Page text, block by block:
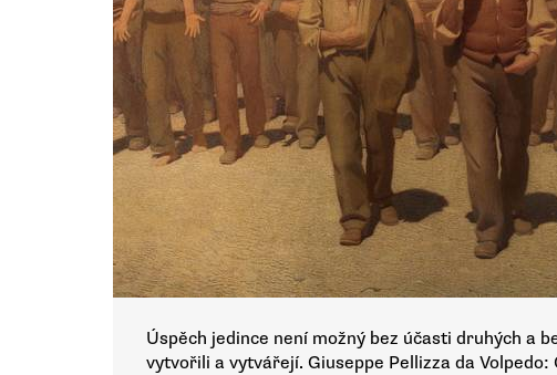
Úspěch jedince není možný bez účasti druhých a
vytvořili a vytvářejí. Giuseppe Pellizza da